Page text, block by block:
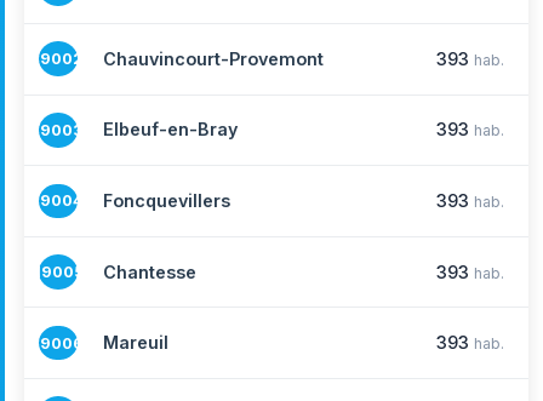
19002 Chauvincourt-Provemont 393 hab.
19003 Elbeuf-en-Bray 393 hab.
19004 Foncquevillers 393 hab.
19005 Chantesse 393 hab.
19006 Mareuil 393 hab.